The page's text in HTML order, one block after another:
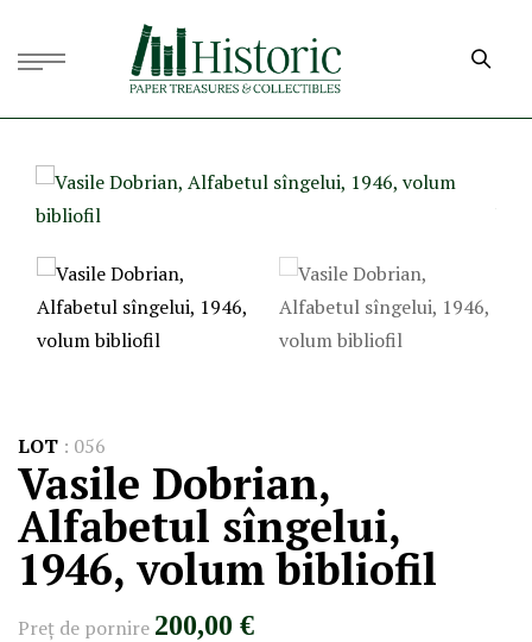
LOT : 056
Vasile Dobrian,
Alfabetul sîngelui,
1946, volum bibliofil
Preţ de pornire 200,00 €